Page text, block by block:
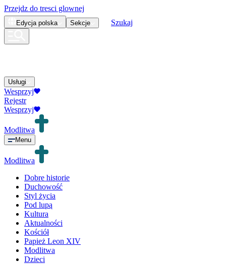
Przejdz do tresci glownej
Edycja polska Sekcje Szukaj
Usługi
Wesprzyj
Rejestr
Wesprzyj
Modlitwa
Menu
Modlitwa
Dobre historie
Duchowość
Styl życia
Pod lupą
Kultura
Aktualności
Kościół
Papież Leon XIV
Modlitwa
Dzieci